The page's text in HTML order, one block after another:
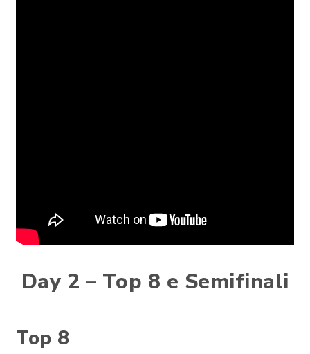
Day 2 – Top 8 e Semifinali
Top 8